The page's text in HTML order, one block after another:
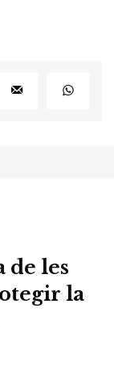
de les
la